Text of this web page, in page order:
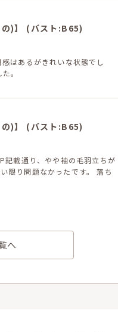
)】 (バスト:B65)
はあるがきれいな状態でし
。
)】 (バスト:B65)
記載通り、やや袖の毛羽立ちが
限り問題なかったです。 落ち
へ